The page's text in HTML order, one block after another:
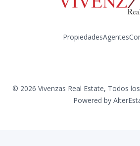
PropiedadesAgentes
© 2026 Vivenzas Real Estate, Todos
Powered by